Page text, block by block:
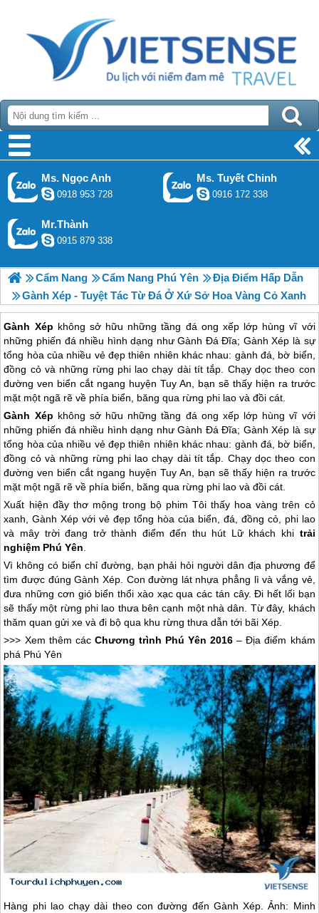
Ms. Ngọc Anh
0918 953 728
Ms. Tuyết Chinh
0916 172 338
Mr.Thành
0915 879 338
Cẩm Nang Cẩm Nang Phú Yên
Địa Điểm Hấp Dẫn
Gành Xép - Tuyệt Tác Từ Đá Ở Xứ Sở Hoa Vàng Cỏ Xanh
Gành Xép không sở hữu những tầng đá ong xếp lớp hùng vĩ với
những phiến đá nhiều hình dạng như Gành Đá Đĩa; Gành Xép là sự
tổng hòa của nhiều vẻ đẹp thiên nhiên khác nhau: gành đá, bờ biển,
đồng cỏ và những rừng phi lao chạy dài tít tắp. Chạy dọc theo con
đường ven biển cắt ngang huyện Tuy An, bạn sẽ thấy hiện ra trước
mặt một ngã rẽ về phía biển, băng qua rừng phi lao và đồi cát.
Gành Xép không sở hữu những tầng đá ong xếp lớp hùng vĩ với
những phiến đá nhiều hình dạng như Gành Đá Đĩa; Gành Xép là sự
tổng hòa của nhiều vẻ đẹp thiên nhiên khác nhau: gành đá, bờ biển,
đồng cỏ và những rừng phi lao chạy dài tít tắp. Chạy dọc theo con
đường ven biển cắt ngang huyện Tuy An, bạn sẽ thấy hiện ra trước
mặt một ngã rẽ về phía biển, băng qua rừng phi lao và đồi cát.
Xuất hiện đầy thơ mộng trong bộ phim Tôi thấy hoa vàng trên cỏ
xanh, Gành Xép với vẻ đẹp tổng hòa của biển, đá, đồng cỏ, phi lao
và mây trời đang trở thành điểm đến thu hút Lữ khách khi trải
nghiệm Phú Yên.
Vì không có biển chỉ đường, bạn phải hỏi người dân địa phương để
tìm được đúng Gành Xép. Con đường lát nhựa phẳng lì và vắng vẻ,
đưa những cơn gió biển thổi xào xạc qua các tán cây. Đi hết lối bạn
sẽ thấy một rừng phi lao thưa bên cạnh một nhà dân. Từ đây, khách
thăm quan gửi xe và đi bộ qua khu rừng thưa dẫn tới bãi Xép.
>>> Xem thêm các Chương trình Phú Yên 2016 – Địa điểm khám
phá Phú Yên
Hàng phi lao chạy dài theo con đường đến Gành Xép. Ảnh: Minh